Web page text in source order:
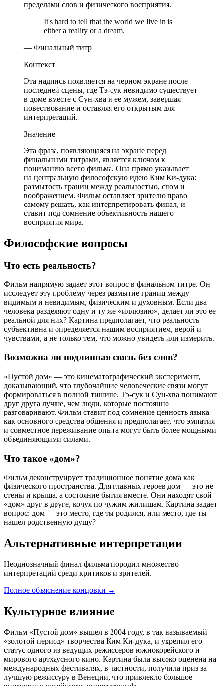
пределами слов и физического восприятия.
It's hard to tell that the world we live in is
either a reality or a dream.
— Финальный титр
Контекст
Эта надпись появляется на черном экране после
последней сцены, где Тэ-сук невидимо существует
в доме вместе с Сун-хва и ее мужем, завершая
повествование и оставляя его открытым для
интерпретаций.
Значение
Эта фраза, появляющаяся на экране перед
финальными титрами, является ключом к
пониманию всего фильма. Она прямо указывает
на центральную философскую идею Ким Ки-дука:
размытость границ между реальностью, сном и
воображением. Фильм оставляет зрителю право
самому решать, как интерпретировать финал, и
ставит под сомнение объективность нашего
восприятия мира.
Философские вопросы
Что есть реальность?
Фильм напрямую задает этот вопрос в финальном титре. Он
исследует эту проблему через размытие границ между
видимым и невидимым, физическим и духовным. Если два
человека разделяют одну и ту же «иллюзию», делает ли это ее
реальной для них? Картина предполагает, что реальность
субъективна и определяется нашим восприятием, верой и
чувствами, а не только тем, что можно увидеть или измерить.
Возможна ли подлинная связь без слов?
«Пустой дом» — это кинематографический эксперимент,
доказывающий, что глубочайшие человеческие связи могут
формироваться в полной тишине. Тэ-сук и Сун-хва понимают
друг друга лучше, чем люди, которые постоянно
разговаривают. Фильм ставит под сомнение ценность языка
как основного средства общения и предполагает, что эмпатия
и совместное переживание опыта могут быть более мощными
объединяющими силами.
Что такое «дом»?
Фильм деконструирует традиционное понятие дома как
физического пространства. Для главных героев дом — это не
стены и крыша, а состояние бытия вместе. Они находят свой
«дом» друг в друге, кочуя по чужим жилищам. Картина задает
вопрос: дом — это место, где ты родился, или место, где ты
нашел родственную душу?
Альтернативные интерпретации
Неоднозначный финал фильма породил множество
интерпретаций среди критиков и зрителей.
Полное объяснение концовки →
Культурное влияние
Фильм «Пустой дом» вышел в 2004 году, в так называемый
«золотой период» творчества Ким Ки-дука, и укрепил его
статус одного из ведущих режиссеров южнокорейского и
мирового артхаусного кино. Картина была высоко оценена на
международных фестивалях, в частности, получила приз за
лучшую режиссуру в Венеции, что привлекло большое